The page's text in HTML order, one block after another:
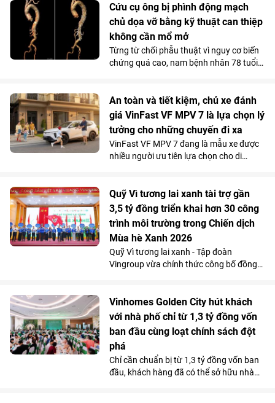
Green đã thay đổi hoàn toàn góc nhìn
của anh về xe điện. Không gian 7 chỗ
rộng rãi, khả năng tăng tốc mượt và chi
phí sử dụng thấp đến khó tin giúp mẫu
MPV điện vừa trở thành “xe ruột” của
anh trong công việc, vừa phục vụ trọn
Cứu cụ ông bị phình động mạch
chủ dọa vỡ bằng kỹ thuật can thiệp
không cần mổ mở
Từng từ chối phẫu thuật vì nguy cơ biến
chứng quá cao, nam bệnh nhân 78 tuổi
các bác sĩ Vinmec Times City điều trị
thành công. Bí quyết nằm ở kỹ thuật tái
tạo hệ thống mạch tạng mà không cần
mở ngực hay mở bụng.
An toàn và tiết kiệm, chủ xe đánh
giá VinFast VF MPV 7 là lựa chọn lý
tưởng cho những chuyến đi xa
VinFast VF MPV 7 đang là mẫu xe được
nhiều người ưu tiên lựa chọn cho di
mà vẫn tiết kiệm chi phí.
Quỹ Vì tương lai xanh tài trợ gần
3,5 tỷ đồng triển khai hơn 30 công
trình môi trường trong Chiến dịch
Mùa hè Xanh 2026
Quỹ Vì tương lai xanh - Tập đoàn
Vingroup vừa chính thức công bố đồng
Nguồn lực này sẽ được sử dụng để triển
khai hơn 30 công trình môi trường cộng
đồng tại 11 tỉnh, thành phố, góp phần cải
thiện điều kiện sống, bảo vệ môi trường
và mang lại lợi ích cho hơn 100.000
người dân trên cả nước.
Vinhomes Golden City hút khách
với nhà phố chỉ từ 1,3 tỷ đồng vốn
ban đầu cùng loạt chính sách đột
phá
Chỉ cần chuẩn bị từ 1,3 tỷ đồng vốn ban
đầu, khách hàng đã có thể sở hữu nhà